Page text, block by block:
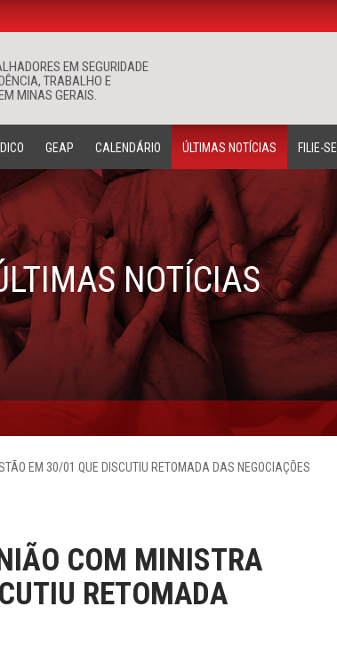
EM SEGURIDADE
TRABALHO E
MINAS GERAIS.
Buscar
GEAP CALENDÁRIO ÚLTIMAS NOTÍCIAS FILIE-SE
NOTÍCIAS
EM 30/01 QUE DISCUTIU RETOMADA DAS NEGOCIAÇÕES
COM MINISTRA
RETOMADA